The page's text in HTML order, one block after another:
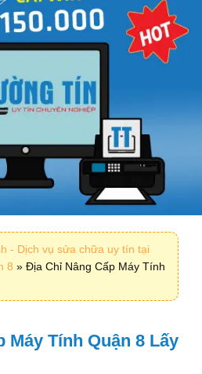
- Dịch vụ sửa chữa uy tín tại
8 » Địa Chỉ Nâng Cấp Máy Tính
Máy Tính Quận 8 Lấy